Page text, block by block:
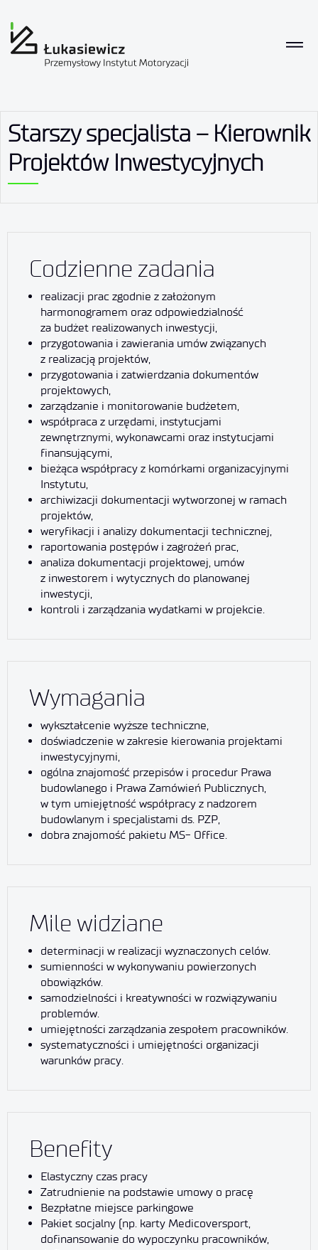
Starszy specjalista – Kierownik
Projektów Inwestycyjnych
Codzienne zadania
realizacji prac zgodnie z założonym
harmonogramem oraz odpowiedzialność
za budżet realizowanych inwestycji,
przygotowania i zawierania umów związanych
z realizacją projektów,
przygotowania i zatwierdzania dokumentów
projektowych,
zarządzanie i monitorowanie budżetem,
współpraca z urzędami, instytucjami
zewnętrznymi, wykonawcami oraz instytucjami
finansującymi,
bieżąca współpracy z komórkami organizacyjnymi
Instytutu,
archiwizacji dokumentacji wytworzonej w ramach
projektów,
weryfikacji i analizy dokumentacji technicznej,
raportowania postępów i zagrożeń prac,
analiza dokumentacji projektowej, umów
z inwestorem i wytycznych do planowanej
inwestycji,
kontroli i zarządzania wydatkami w projekcie.
Wymagania
wykształcenie wyższe techniczne,
doświadczenie w zakresie kierowania projektami
inwestycyjnymi,
ogólna znajomość przepisów i procedur Prawa
budowlanego i Prawa Zamówień Publicznych,
w tym umiejętność współpracy z nadzorem
budowlanym i specjalistami ds. PZP,
dobra znajomość pakietu MS- Office.
Mile widziane
determinacji w realizacji wyznaczonych celów.
sumienności w wykonywaniu powierzonych
obowiązków.
samodzielności i kreatywności w rozwiązywaniu
problemów.
umiejętności zarządzania zespołem pracowników.
systematyczności i umiejętności organizacji
warunków pracy.
Benefity
Elastyczny czas pracy
Zatrudnienie na podstawie umowy o pracę
Bezpłatne miejsce parkingowe
Pakiet socjalny (np. karty Medicoversport,
dofinansowanie do wypoczynku pracowników,